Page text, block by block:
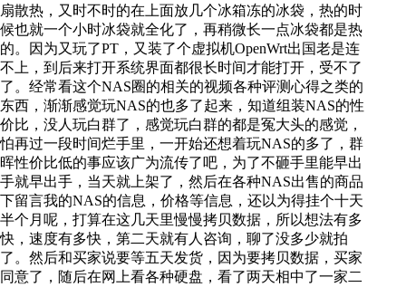
扇散热，又时不时的在上面放几个冰箱冻的冰袋，热的时
候也就一个小时冰袋就全化了，再稍微长一点冰袋都是热
的。因为又玩了PT，又装了个虚拟机OpenWrt出国老是连
不上，到后来打开系统界面都很长时间才能打开，受不了
了。经常看这个NAS圈的相关的视频各种评测心得之类的
东西，渐渐感觉玩NAS的也多了起来，知道组装NAS的性
价比，没人玩白群了，感觉玩白群的都是冤大头的感觉，
怕再过一段时间烂手里，一开始还想着玩NAS的多了，群
晖性价比低的事应该广为流传了吧，为了不砸手里能早出
手就早出手，当天就上架了，然后在各种NAS出售的商品
下留言我的NAS的信息，价格等信息，还以为得挂个十天
半个月呢，打算在这几天里慢慢拷贝数据，所以想法有多
快，速度有多快，第二天就有人咨询，聊了没多少就拍
了。然后和买家说要等五天发货，因为要拷贝数据，买家
同意了，随后在网上看各种硬盘，看了两天相中了一家二